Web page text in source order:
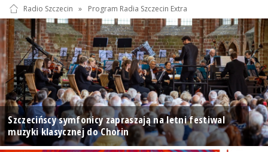
Radio Szczecin » Program Radia Szczecin Extra
Szczecińscy symfonicy zapraszają na letni festiwal
muzyki klasycznej do Chorin